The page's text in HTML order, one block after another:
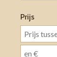
Prijs